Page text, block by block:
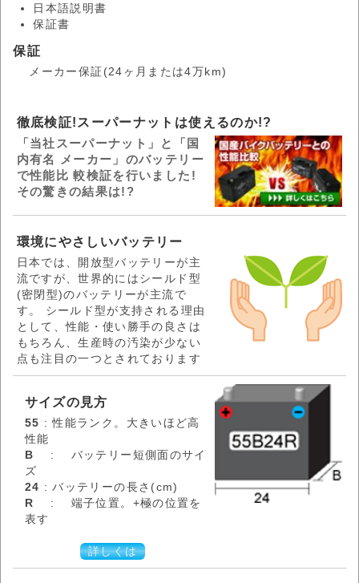
日本語説明書
保証書
保証
メーカー保証(24ヶ月または4万km)
徹底検証!スーパーナットは使えるのか!?
「当社スーパーナット」と「国
内有名 メーカー」のバッテリー
で性能比 較検証を行いました!
その驚きの結果は!?
環境にやさしいバッテリー
日本では、開放型バッテリーが主
流ですが、世界的にはシールド型
(密閉型)のバッテリーが主流で
す。 シールド型が支持される理由
として、性能・使い勝手の良さは
もちろん、生産時の汚染が少ない
点も注目の一つとされております
サイズの見方
55 : 性能ランク。大きいほど高
性能
B
: バッテリー短側面のサイ
ズ
24 : バッテリーの長さ(cm)
R
: 端子位置。+極の位置を
表す
詳しくは